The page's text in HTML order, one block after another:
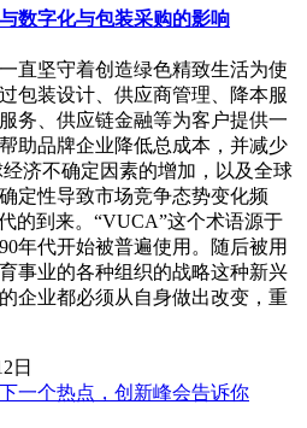
数字化与包装采购的影响
直坚守着创造绿色精致生活为使
包装设计、供应商管理、降本服
务、供应链金融等为客户提供一
助品牌企业降低总成本，并减少
济不确定因素的增加，以及全球
定性导致市场竞争态势变化频
的到来。“VUCA”这个术语源于
年代开始被普遍使用。随后被用
事业的各种组织的战略这种新兴
企业都必须从自身做出改变，重
日